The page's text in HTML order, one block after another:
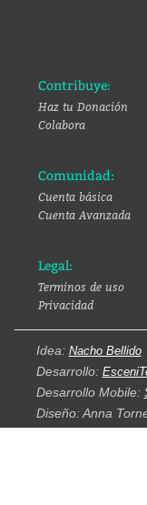
Contribuye:
Haz tu Donación
Colabora
Comunidad:
Cuenta básica
Cuenta Avanzada
Legal:
Terminos de uso
Privacidad
Idea: Nacho Bellido
Desarrollo:
Desarrollo Mobile:
Diseño: Anna